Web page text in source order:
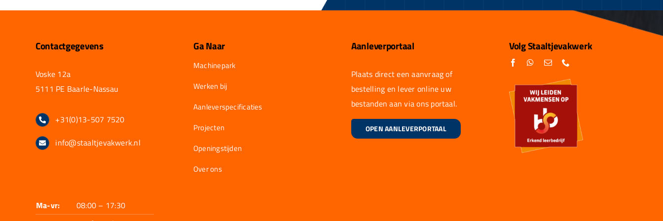
Contactgegevens
Voske 12a
5111 PE Baarle-Nassau
+31(0)13-507 7520
info@staaltjevakwerk.nl
Ma-vr:
08:00 – 17:30
Ga Naar
Machinepark
Werken bij
Aanleverspecificaties
Projecten
Openingstijden
Over ons
Aanleverportaal
Plaats direct een aanvraag of
bestelling en lever online uw
bestanden aan via ons portaal.
OPEN AANLEVERPORTAAL
Volg Staaltjevakwerk